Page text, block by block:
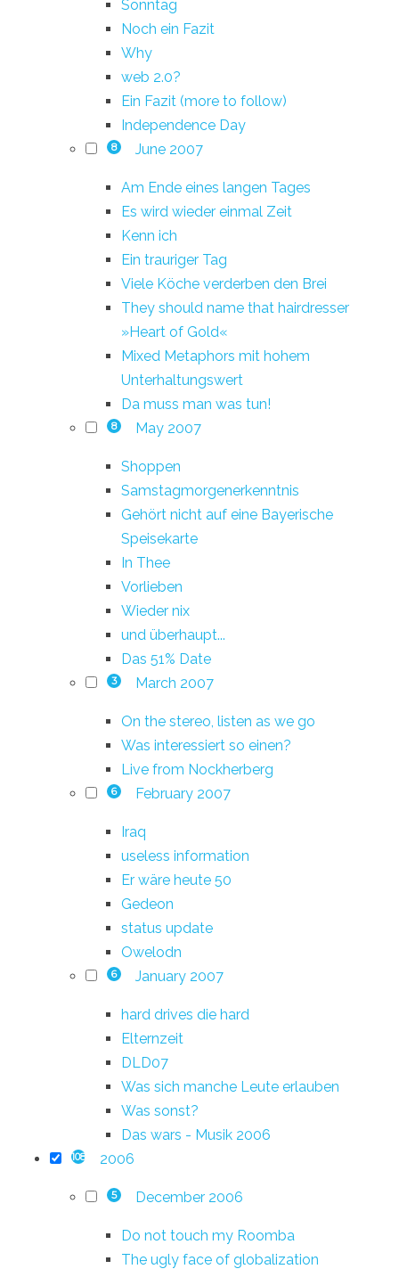
Sonntag
Noch ein Fazit
Why
web 2.0?
Ein Fazit (more to follow)
Independence Day
8 June 2007
Am Ende eines langen Tages
Es wird wieder einmal Zeit
Kenn ich
Ein trauriger Tag
Viele Köche verderben den Brei
They should name that hairdresser
»Heart of Gold«
Mixed Metaphors mit hohem
Unterhaltungswert
Da muss man was tun!
8 May 2007
Shoppen
Samstagmorgenerkenntnis
Gehört nicht auf eine Bayerische
Speisekarte
In Thee
Vorlieben
Wieder nix
und überhaupt...
Das 51% Date
3 March 2007
On the stereo, listen as we go
Was interessiert so einen?
Live from Nockherberg
6 February 2007
Iraq
useless information
Er wäre heute 50
Gedeon
status update
Owelodn
6 January 2007
hard drives die hard
Elternzeit
DLD07
Was sich manche Leute erlauben
Was sonst?
Das wars - Musik 2006
108 2006
5 December 2006
Do not touch my Roomba
The ugly face of globalization